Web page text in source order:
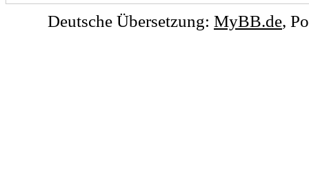
Deutsche Übersetzung: MyBB.de,